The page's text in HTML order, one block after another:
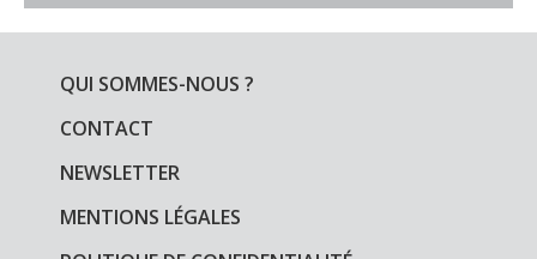
QUI SOMMES-NOUS ?
CONTACT
NEWSLETTER
MENTIONS LÉGALES